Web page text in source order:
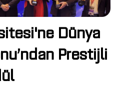
Dünya
Prestijli